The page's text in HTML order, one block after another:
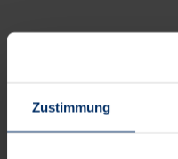
Zustimmung